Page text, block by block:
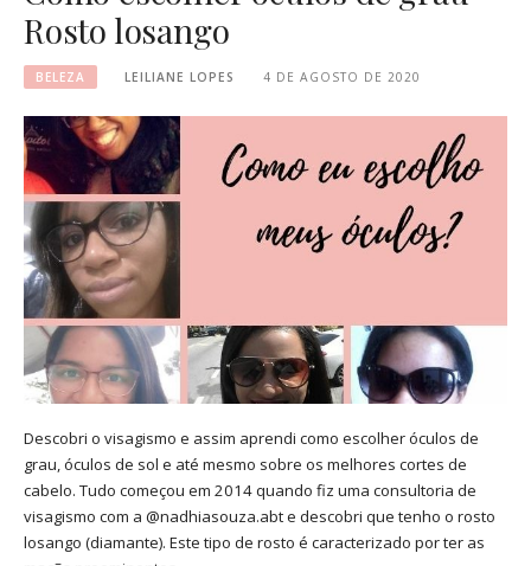
Rosto losango
BELEZA LEILIANE LOPES 4 DE AGOSTO DE 2020
Descobri o visagismo e assim aprendi como escolher óculos de
grau, óculos de sol e até mesmo sobre os melhores cortes de
cabelo. Tudo começou em 2014 quando fiz uma consultoria de
visagismo com a @nadhiasouza.abt e descobri que tenho o rosto
losango (diamante). Este tipo de rosto é caracterizado por ter as